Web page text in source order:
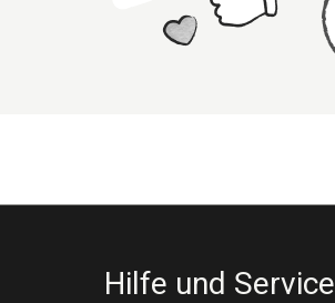
Hilfe und Service